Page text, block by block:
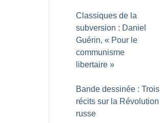
Classiques de la
subversion : Daniel
Guérin, « Pour le
communisme
libertaire »
Bande dessinée : Trois
récits sur la Révolution
russe